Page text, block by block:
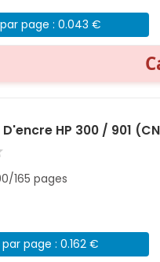
page : 0.043 €
HP 300 / 901
165 pages
par page : 0.162 €